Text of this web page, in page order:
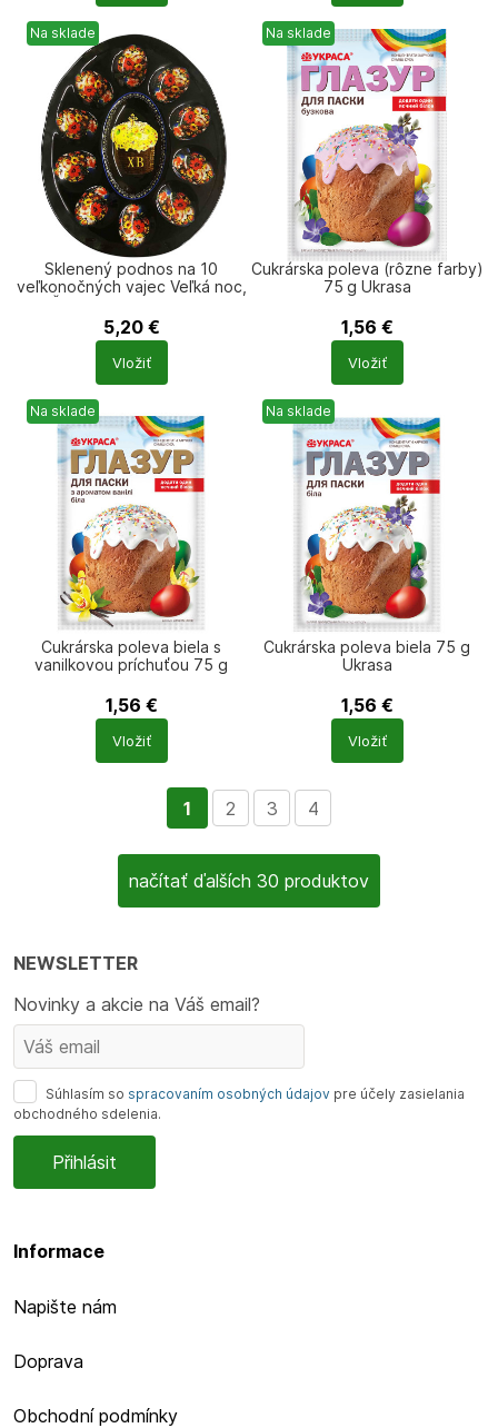
Na sklade
Sklenený podnos na 10
veľkonočných vajec Veľká noc,
5,20 €
Počet
produktů
Vložiť
Na sklade
Cukrárska poleva (rôzne farby)
75 g Ukrasa
1,56 €
Počet
produktů
Vložiť
Na sklade
Cukrárska poleva biela s
vanilkovou príchuťou 75 g
1,56 €
Počet
produktů
Vložiť
Na sklade
Cukrárska poleva biela 75 g
Ukrasa
1,56 €
Počet
produktů
Vložiť
1 2 3 4
načítať ďalších 30 produktov
NEWSLETTER
Novinky a akcie na Váš email?
Súhlasím so spracovaním osobných údajov pre účely zasielania
obchodného sdelenia.
Informace
Napište nám
Doprava
Obchodní podmínky